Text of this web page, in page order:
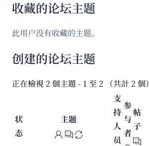
收藏的论坛主题
此用户没有收藏的主题。
创建的论坛主题
正在檢視 2 個主題 - 1 至 2 （共計 2 個）
状
态
主题
支
持
人
员
参
与
者
帖
子